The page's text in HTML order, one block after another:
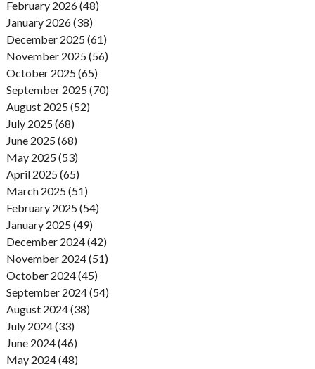
February 2026 (48)
January 2026 (38)
December 2025 (61)
November 2025 (56)
October 2025 (65)
September 2025 (70)
August 2025 (52)
July 2025 (68)
June 2025 (68)
May 2025 (53)
April 2025 (65)
March 2025 (51)
February 2025 (54)
January 2025 (49)
December 2024 (42)
November 2024 (51)
October 2024 (45)
September 2024 (54)
August 2024 (38)
July 2024 (33)
June 2024 (46)
May 2024 (48)